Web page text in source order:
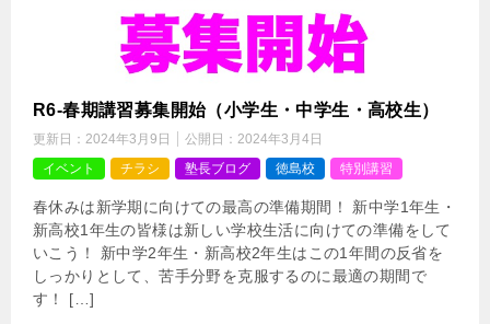
R6-春期講習募集開始（小学生・中学生・高校生）
更新日： 2024年3月9日 公開日： 2024年3月4日
イベント
チラシ 塾長ブログ 徳島校 特別講習
春休みは新学期に向けての最高の準備期間！ 新中学1年生・
新高校1年生の皆様は新しい学校生活に向けての準備をして
いこう！ 新中学2年生・新高校2年生はこの1年間の反省を
しっかりとして、苦手分野を克服するのに最適の期間で
す！ […]